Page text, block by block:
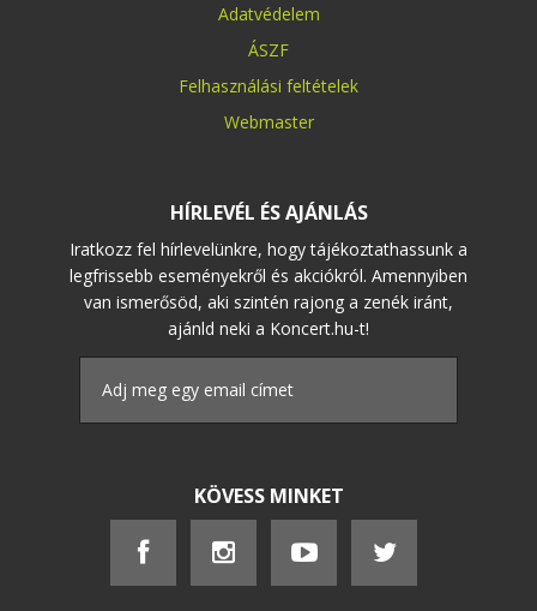
Adatvédelem
ÁSZF
Felhasználási feltételek
Webmaster
HÍRLEVÉL ÉS AJÁNLÁS
Iratkozz fel hírlevelünkre, hogy tájékoztathassunk a
legfrissebb eseményekről és akciókról. Amennyiben
van ismerősöd, aki szintén rajong a zenék iránt,
ajánld neki a Koncert.hu-t!
KÖVESS MINKET